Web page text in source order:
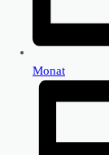
Monat